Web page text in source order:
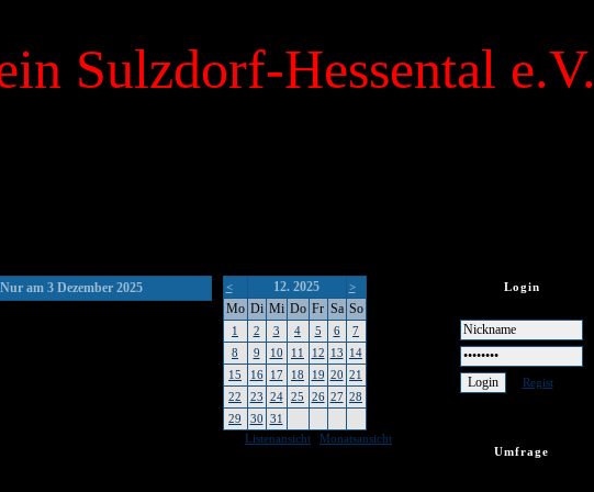
Sulzdorf-Hessental e.V.
Nur am 3 Dezember 2025 < 12. 2025 >
Mo Di Mi Do Fr Sa So
1 2 3 4 5 6
7
8
9 10 11 12 13 14
15
16 17 18 19 20 21
22
23 24 25 26 27 28
29
30 31
Listenansicht
Monatsansicht
Login
Regist
Umfrage